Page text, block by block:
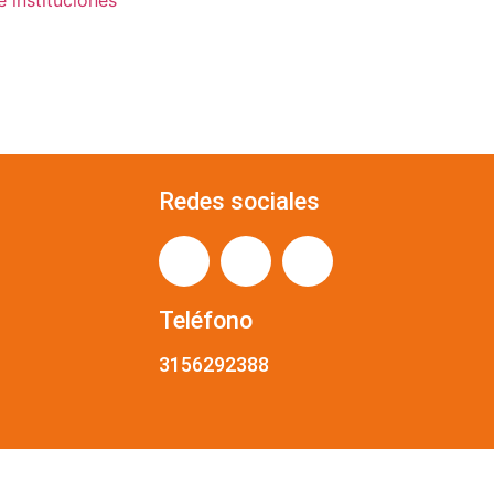
Redes sociales
Teléfono
3156292388